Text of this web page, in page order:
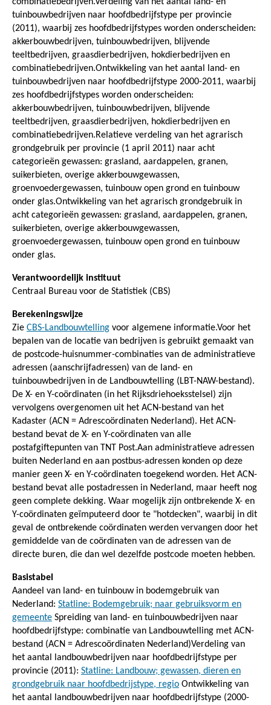
tuinbouwbedrijven naar hoofdbedrijfstype per provincie
(2011), waarbij zes hoofdbedrijfstypes worden onderscheiden:
akkerbouwbedrijven, tuinbouwbedrijven, blijvende
teeltbedrijven, graasdierbedrijven, hokdierbedrijven en
combinatiebedrijven.Ontwikkeling van het aantal land- en
tuinbouwbedrijven naar hoofdbedrijfstype 2000-2011, waarbij
zes hoofdbedrijfstypes worden onderscheiden:
akkerbouwbedrijven, tuinbouwbedrijven, blijvende
teeltbedrijven, graasdierbedrijven, hokdierbedrijven en
combinatiebedrijven.Relatieve verdeling van het agrarisch
grondgebruik per provincie (1 april 2011) naar acht
categorieën gewassen: grasland, aardappelen, granen,
suikerbieten, overige akkerbouwgewassen,
groenvoedergewassen, tuinbouw open grond en tuinbouw
onder glas.Ontwikkeling van het agrarisch grondgebruik in
acht categorieën gewassen: grasland, aardappelen, granen,
suikerbieten, overige akkerbouwgewassen,
groenvoedergewassen, tuinbouw open grond en tuinbouw
onder glas.
Verantwoordelijk instituut
Centraal Bureau voor de Statistiek (CBS)
Berekeningswijze
Zie CBS-Landbouwtelling voor algemene informatie.Voor het
bepalen van de locatie van bedrijven is gebruikt gemaakt van
de postcode-huisnummer-combinaties van de administratieve
adressen (aanschrijfadressen) van de land- en
tuinbouwbedrijven in de Landbouwtelling (LBT-NAW-bestand).
De X- en Y-coördinaten (in het Rijksdriehoeksstelsel) zijn
vervolgens overgenomen uit het ACN-bestand van het
Kadaster (ACN = Adrescoördinaten Nederland). Het ACN-
bestand bevat de X- en Y-coördinaten van alle
postafgiftepunten van TNT Post.Aan administratieve adressen
buiten Nederland en aan postbus-adressen konden op deze
manier geen X- en Y-coördinaten toegekend worden. Het ACN-
bestand bevat alle postadressen in Nederland, maar heeft nog
geen complete dekking. Waar mogelijk zijn ontbrekende X- en
Y-coördinaten geïmputeerd door te "hotdecken", waarbij in dit
geval de ontbrekende coördinaten werden vervangen door het
gemiddelde van de coördinaten van de adressen van de
directe buren, die dan wel dezelfde postcode moeten hebben.
Basistabel
Aandeel van land- en tuinbouw in bodemgebruik van
Nederland: Statline: Bodemgebruik; naar gebruiksvorm en
gemeente Spreiding van land- en tuinbouwbedrijven naar
hoofdbedrijfstype: combinatie van Landbouwtelling met ACN-
bestand (ACN = Adrescoördinaten Nederland)Verdeling van
het aantal landbouwbedrijven naar hoofdbedrijfstype per
provincie (2011): Statline: Landbouw; gewassen, dieren en
grondgebruik naar hoofdbedrijstype, regio Ontwikkeling van
het aantal landbouwbedrijven naar hoofdbedrijfstype (2000-